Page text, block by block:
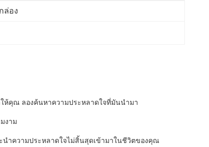
กล่อง
ห้คุณ ลองค้นหาความประหลาดใจที่มันนํามา
งาม
าความประหลาดใจไม่สิ้นสุดเข้ามาในชีวิตของคุณ